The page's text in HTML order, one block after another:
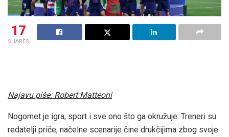
17
SHARES
Najavu piše: Robert Matteoni
Nogomet je igra, sport i sve ono što ga okružuje. Treneri su
redatelji priče, načelne scenarije čine drukčijima zbog svoje